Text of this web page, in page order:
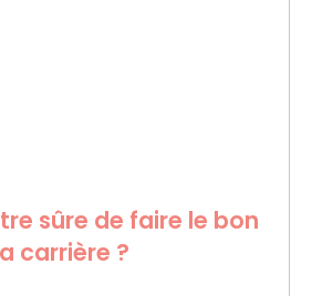
sûre de faire le bon
carrière ?